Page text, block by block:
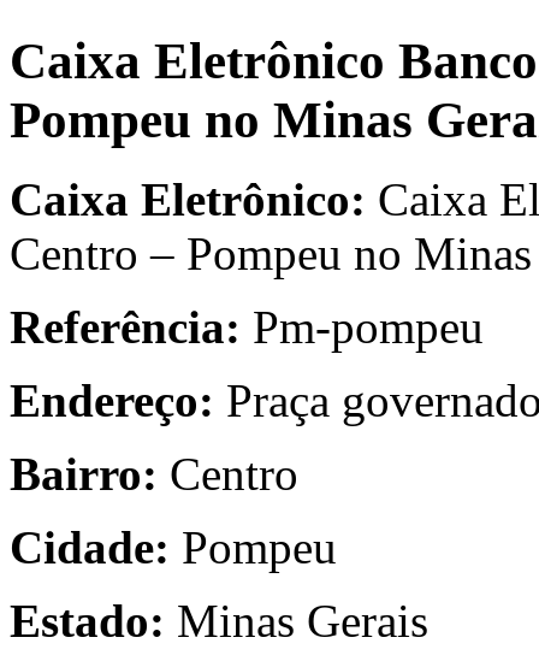
Caixa Eletrônico
Pompeu no Minas
Caixa Eletrônico: Caixa
Centro – Pompeu no
Referência: Pm-pompeu
Endereço: Praça
Bairro: Centro
Cidade: Pompeu
Estado: Minas Gerais